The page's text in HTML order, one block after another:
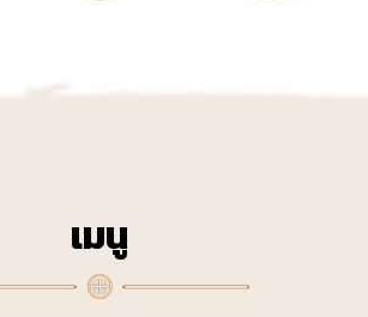
เมนู